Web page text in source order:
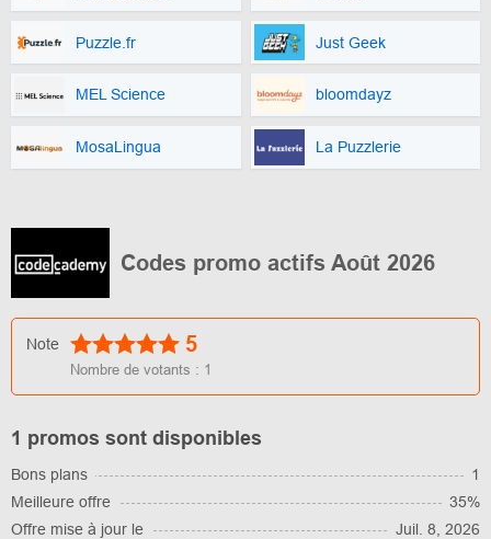
Puzzle.fr Just Geek
MEL Science bloomdayz
MosaLingua La Puzzlerie
Codes promo actifs Août 2026
Note 5
Nombre de votants : 1
1 promos sont disponibles
Bons plans
1
Meilleure offre
35%
Offre mise à jour le
Juil. 8, 2026